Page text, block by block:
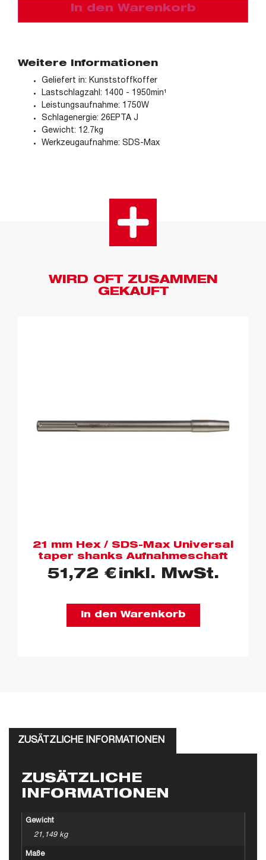
In den Warenkorb
Weitere Informationen
Geliefert in: Kunststoffkoffer
Lastschlagzahl: 1400 - 1950min¹
Leistungsaufnahme: 1750W
Schlagenergie: 26EPTA J
Gewicht: 12.7kg
Werkzeugaufnahme: SDS-Max
WIRD OFT ZUSAMMEN
GEKAUFT
21 mm Hex / SDS-Max Universal
taper shanks Aufnahmeschaft
51,72 € inkl. MwSt.
In den Warenkorb
ZUSÄTZLICHE INFORMATIONEN
ZUSÄTZLICHE
INFORMATIONEN
Gewicht
21,149 kg
Maße